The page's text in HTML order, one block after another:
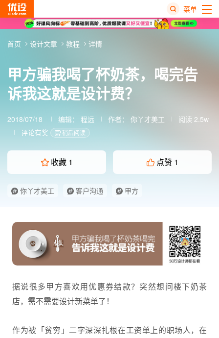
菜单
甲方骗我喝了杯奶茶，喝完告
诉我这就是设计费？
2018/07/18 编辑： 程远 作者： 你丫才美工
阅读 2.5w
评论有奖
稍后阅读
收藏 1 点赞 1
你丫才美工 客户沟通 甲方
首页 设计文章 教程 详情
据说很多甲方喜欢用优惠券结款？突然想问楼下奶茶
店，需不需要设计新菜单了！
作为被「贫穷」二字深深扎根在工资单上的职场人，在